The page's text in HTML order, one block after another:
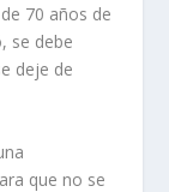
70 años de
se debe
deje de
que no se